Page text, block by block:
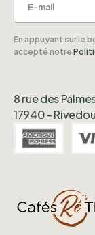
8 rue des
17940 -
En appuyant sur le
accepté notre